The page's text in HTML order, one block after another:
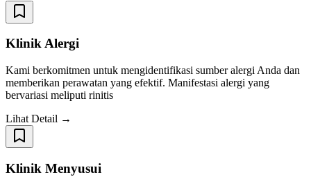
Klinik Alergi
Kami berkomitmen untuk mengidentifikasi sumber alergi Anda dan
memberikan perawatan yang efektif. Manifestasi alergi yang
bervariasi meliputi rinitis
Lihat Detail →
Klinik Menyusui